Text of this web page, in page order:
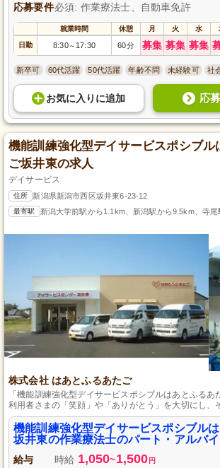
応募要件必須: 作業療法士、自動車免許
就業時間 休憩 月 火 水
日勤 8:30～ 17:30 60分 募集 募集 募集
新卒可 60代活躍 50代活躍 年齢不問 未経験可 社
お気に入り に追加 応
機能訓練強化型デイサービスポシブル
ご坂井東の求人
デイサービス
住所 新潟県新潟市西区坂井東6-23-12
最寄駅 新潟大学前駅から1.1km、新潟駅から9.5km、寺
株式会社 はあとふるあたご
「機能訓練強化型デイサービスポシブルはあとふる
利用者さまの「笑顔」や「ありがとう」を大切にし、
上につなげることを目指し、「積極的自立支援」と「
テーマ。施設リハビリ未経験者も募集し、個々の機能
す。作業療法士の資格が必要です。
機能訓練強化型デイサービスポシブル
坂井東の作業療法士のパート・アルバ
給与 時給 1,050~1,500 円